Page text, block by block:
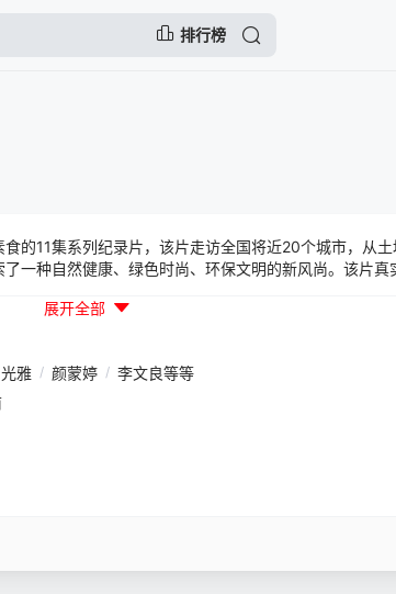
排行榜
11集系列纪录片，该片走访全国将近20个城市，从土
一种自然健康、绿色时尚、环保文明的新风尚。该片真
意义，不需要依赖任何宗教。
展开全部
光雅 / 颜蒙婷 / 李文良等等